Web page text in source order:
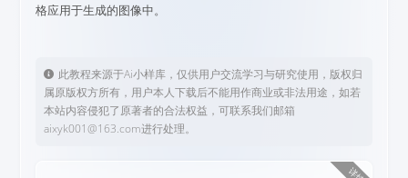
格应用于生成的图像中。
此教程来源于Ai小样库，仅供用户交流学习与研究使用，版权归
属原版权方所有，用户本人下载后不能用作商业或非法用途，如若
本站内容侵犯了原著者的合法权益，可联系我们邮箱
aixyk001@163.com进行处理。